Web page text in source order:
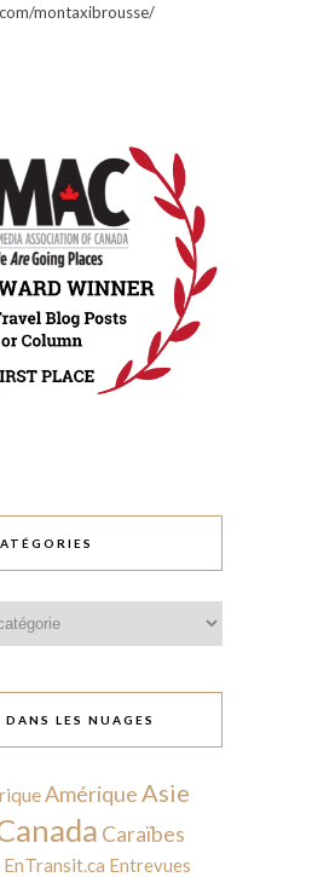
montaxibrousse/
DANS LES NUAGES
Amérique Asie
Caraïbes
EnTransit.ca Entrevues